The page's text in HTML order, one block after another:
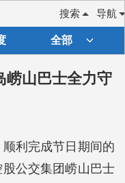
导航
搜索
全部
崂山巴士全力守
利完成节日期间的
公交集团崂山巴士